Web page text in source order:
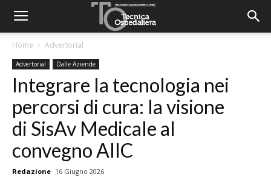
Home Advertorial
Advertorial Dalle Aziende
Integrare la tecnologia nei
percorsi di cura: la visione
di SisAv Medicale al
convegno AIIC
Redazione 16 Giugno 2026